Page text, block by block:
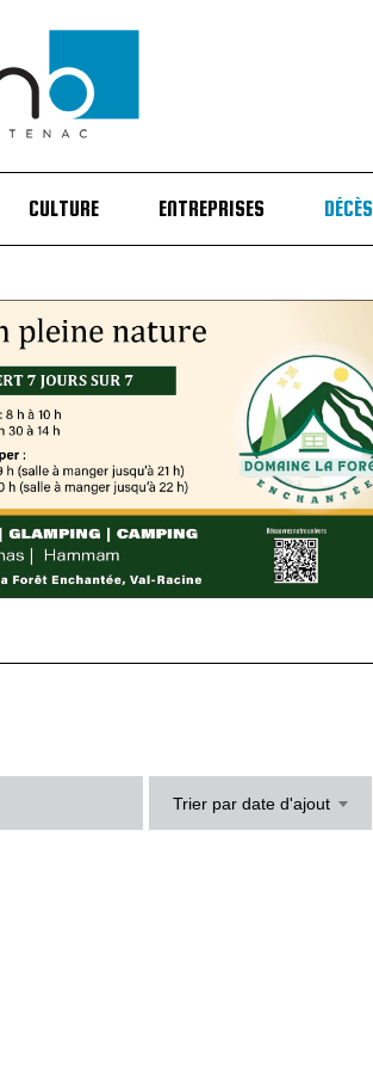
CULTURE ENTREPRISES DÉCÈS
Trier par date d'ajout